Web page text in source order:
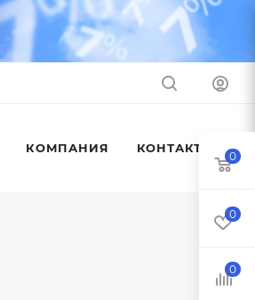
КОМПАНИЯ КОНТАКТЫ
0
0
0